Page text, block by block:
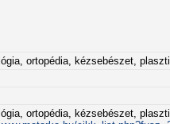
ortopédia, kézsebészet,
ortopédia, kézsebészet,